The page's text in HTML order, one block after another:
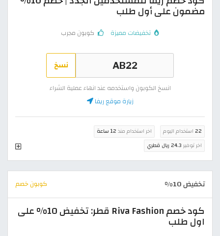
مضمون على أول طلب
تخفيضات مميزة كوبون مجرب
نسخ
انسخ الكوبون واستخدمه عند انهاء عملية الشراء
زيارة موقع ريفا
22 استخدام اليوم اخر استخدام منذ 12 ساعة
اخر توفير 24.3 ريال قطري
تخفيض 10% كوبون خصم
كود خصم Riva Fashion قطر: تخفيض 10% على
اول طلب